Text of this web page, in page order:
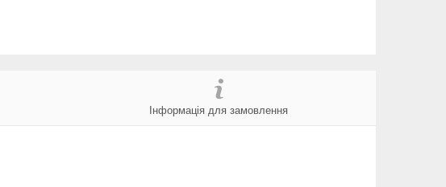
Інформація для замовлення